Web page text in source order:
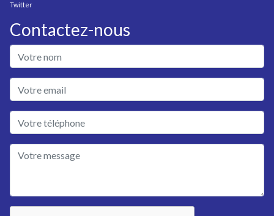
Twitter
Contactez-nous